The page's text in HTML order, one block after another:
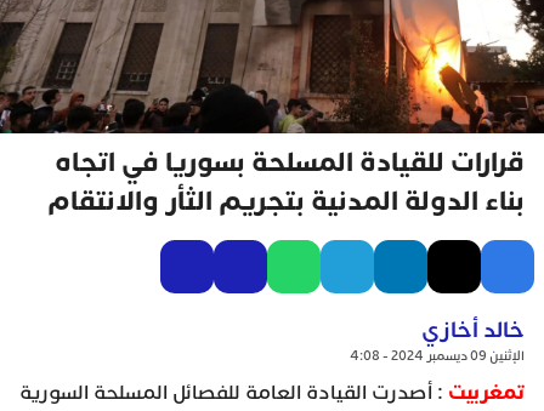
قرارات للقيادة المسلحة بسوريا في اتجاه
بناء الدولة المدنية بتجريم الثأر والانتقام
خالد أخازي
الإثنين 09 ديسمبر 2024 - 4:08
تمغربيت : أصدرت القيادة العامة للفصائل المسلحة السورية